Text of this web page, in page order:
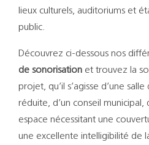
lieux culturels, auditoriums et
public.
Découvrez ci-dessous nos
de sonorisation et trouvez la
projet, qu’il s’agisse d’une
réduite, d’un conseil municipal,
espace nécessitant une
une excellente intelligibilité de